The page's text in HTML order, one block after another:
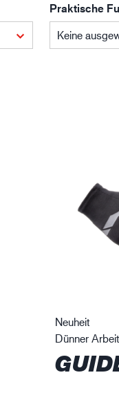
Praktische
Keine
Neuheit
Dünner